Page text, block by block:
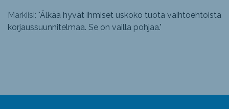
Markiisi: "Älkää hyvät ihmiset uskoko tuota vaihtoehtoista
korjaussuunnitelmaa. Se on vailla pohjaa."